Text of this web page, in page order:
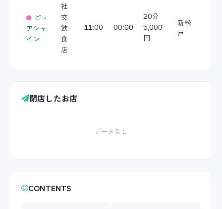
ピュ
アシャ
イン
社
交
飲
食
店
11:00 00:00
20分
5,000
円
新松
戸
閉店したお店
データなし
CONTENTS